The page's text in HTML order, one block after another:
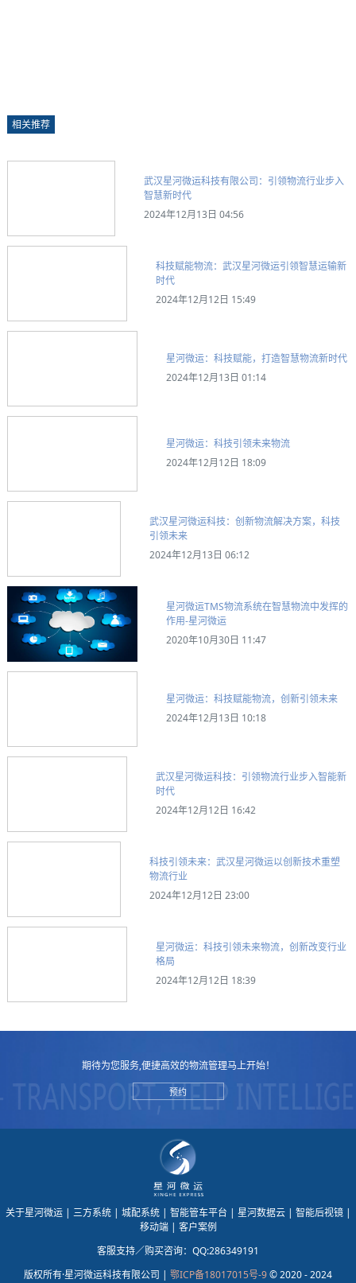
相关推荐
武汉星河微运科技有限公司：引领物流行业步入
智慧新时代
2024年12月13日 04:56
科技赋能物流：武汉星河微运引领智慧运输新
时代
2024年12月12日 15:49
星河微运：科技赋能，打造智慧物流新时代
2024年12月13日 01:14
星河微运：科技引领未来物流
2024年12月12日 18:09
武汉星河微运科技：创新物流解决方案，科技
引领未来
2024年12月13日 06:12
星河微运TMS物流系统在智慧物流中发挥的
作用-星河微运
2020年10月30日 11:47
星河微运：科技赋能物流，创新引领未来
2024年12月13日 10:18
武汉星河微运科技：引领物流行业步入智能新
时代
2024年12月12日 16:42
科技引领未来：武汉星河微运以创新技术重塑
物流行业
2024年12月12日 23:00
星河微运：科技引领未来物流，创新改变行业
格局
2024年12月12日 18:39
期待为您服务,便捷高效的物流管理马上开始！
预约
关于星河微运 | 三方系统 | 城配系统 | 智能管车平台 | 星河数据云 | 智能后视镜 |
移动端 | 客户案例
客服支持／购买咨询：QQ:286349191
版权所有·星河微运科技有限公司 | 鄂ICP备18017015号-9© 2020 - 2024